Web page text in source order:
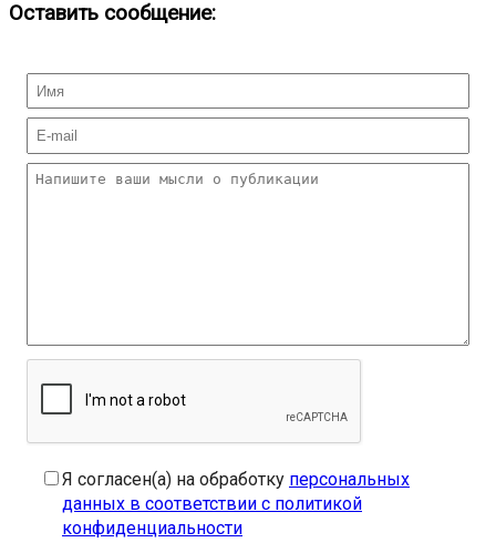
Оставить сообщение:
Я согласен(а) на обработку персональных
данных в соответствии с политикой
конфиденциальности